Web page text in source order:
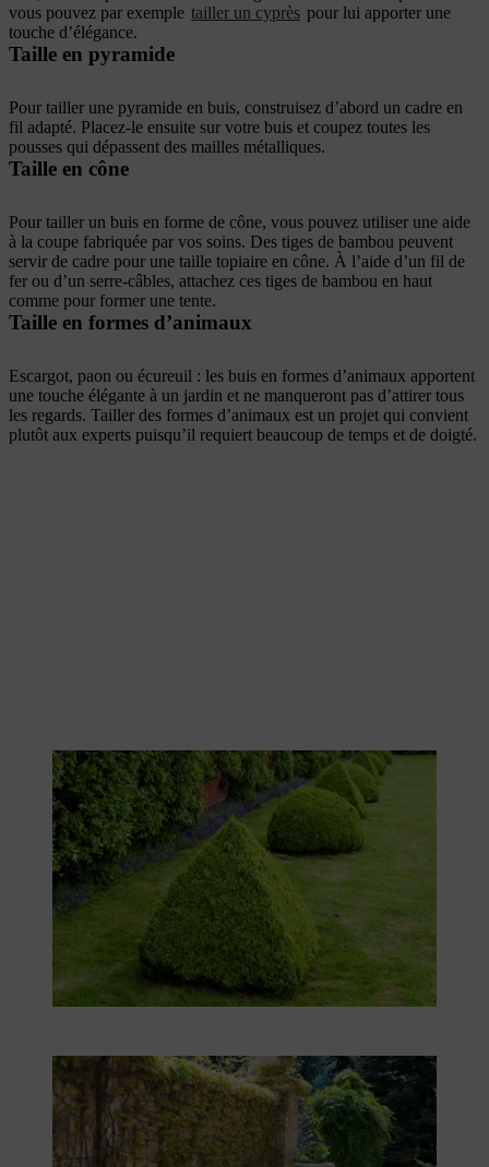
vous pouvez par exemple tailler un cyprès pour lui apporter une
touche d’élégance.
Taille en pyramide
Pour tailler une pyramide en buis, construisez d’abord un cadre en
fil adapté. Placez-le ensuite sur votre buis et coupez toutes les
pousses qui dépassent des mailles métalliques.
Taille en cône
Pour tailler un buis en forme de cône, vous pouvez utiliser une aide
à la coupe fabriquée par vos soins. Des tiges de bambou peuvent
servir de cadre pour une taille topiaire en cône. À l’aide d’un fil de
fer ou d’un serre-câbles, attachez ces tiges de bambou en haut
comme pour former une tente.
Taille en formes d’animaux
Escargot, paon ou écureuil : les buis en formes d’animaux apportent
une touche élégante à un jardin et ne manqueront pas d’attirer tous
les regards. Tailler des formes d’animaux est un projet qui convient
plutôt aux experts puisqu’il requiert beaucoup de temps et de doigté.